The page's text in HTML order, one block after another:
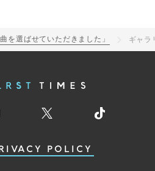
を選ばせていただきました」 ギャラ
POLICY